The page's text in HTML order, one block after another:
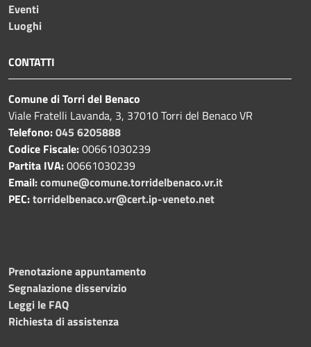
Eventi
Luoghi
CONTATTI
Comune di Torri del Benaco
Viale Fratelli Lavanda, 3, 37010 Torri del Benaco VR
Telefono:045 6205888
Codice Fiscale:00661030239
Partita IVA:00661030239
Email:comune@comune.torridelbenaco.vr.it
PEC:torridelbenaco.vr@cert.ip-veneto.net
Prenotazione appuntamento
Segnalazione disservizio
Leggi le FAQ
Richiesta di assistenza